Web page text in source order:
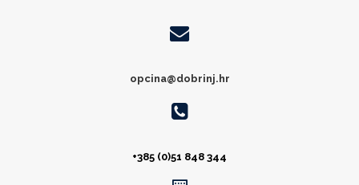
opcina@dobrinj.hr
+385 (0)51 848 344